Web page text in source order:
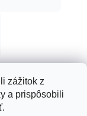
zážitok z
a prispôsobili